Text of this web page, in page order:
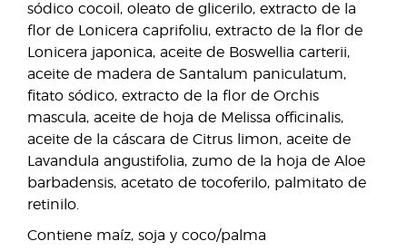
sódico cocoil, oleato de glicerilo, extracto de la
flor de Lonicera caprifoliu, extracto de la flor de
Lonicera japonica, aceite de Boswellia carterii,
aceite de madera de Santalum paniculatum,
fitato sódico, extracto de la flor de Orchis
mascula, aceite de hoja de Melissa officinalis,
aceite de la cáscara de Citrus limon, aceite de
Lavandula angustifolia, zumo de la hoja de Aloe
barbadensis, acetato de tocoferilo, palmitato de
retinilo.
Contiene maíz, soja y coco/palma